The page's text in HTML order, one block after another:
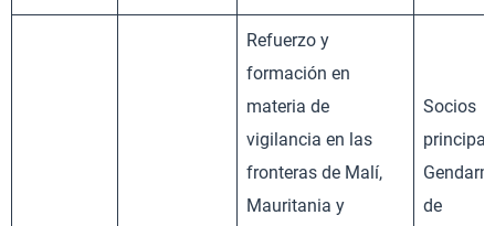
Refuerzo y
formación en
materia de
vigilancia en las
fronteras de Malí,
Mauritania y
Socios
de